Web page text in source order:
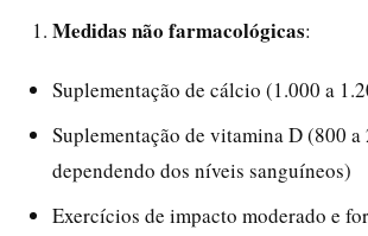
Medidas não farmacológicas:
Suplementação de cálcio (1.000 a
Suplementação de vitamina D (800
dependendo dos níveis sanguíneos)
Exercícios de impacto moderado e